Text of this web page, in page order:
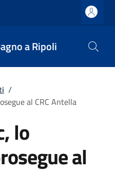
a Ripoli
/
al CRC Antella
lo
al